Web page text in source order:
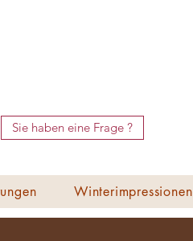
Sie haben eine Frage ?
Winterimpressionen